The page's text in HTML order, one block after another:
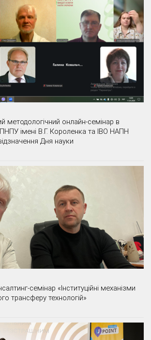
методологічний онлайн-семінар в
імені В.Г. Короленка та ІВО НАПН
Дня науки
семінар «Інституційні механізми
трансферу технологій»